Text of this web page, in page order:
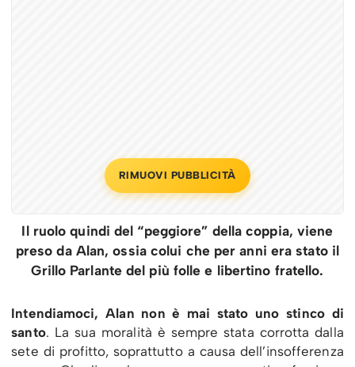
RIMUOVI PUBBLICITÀ
Il ruolo quindi del “peggiore” della coppia, viene
preso da Alan, ossia colui che per anni era stato il
Grillo Parlante del più folle e libertino fratello.
Intendiamoci, Alan non è mai stato uno stinco di
santo. La sua moralità è sempre stata corrotta dalla
sete di profitto, soprattutto a causa dell’insofferenza